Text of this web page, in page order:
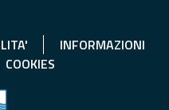
INFORMAZIONI
COOKIES